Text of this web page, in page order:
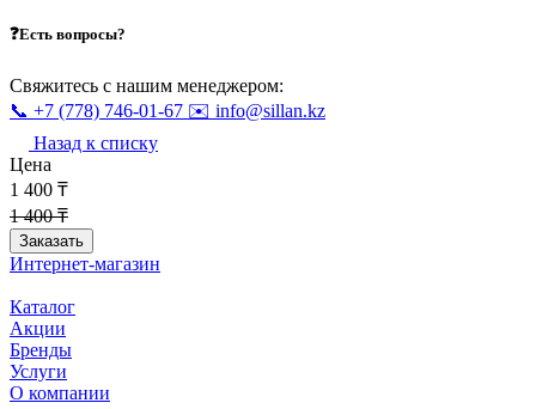
❓Есть вопросы?
Свяжитесь с нашим менеджером:
📞 +7 (778) 746-01-67 ✉️ info@sillan.kz
Назад к списку
Цена
1 400 ₸
1 400 ₸
Заказать
Интернет-магазин
Каталог
Акции
Бренды
Услуги
О компании